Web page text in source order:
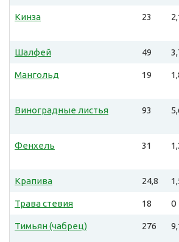
Кинза 23
Шалфей 49
Мангольд 19
Виноградные листья 93
Фенхель 31
Крапива 24,8
Трава стевия 18 0
Тимьян (чабрец) 276